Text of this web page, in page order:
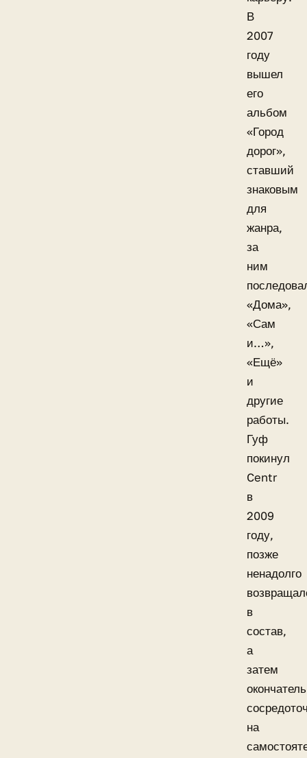
В
2007
году
вышел
его
альбом
«Город
дорог»,
ставший
знаковым
для
жанра,
за
ним
«Дома»,
«Сам
и…»,
«Ещё»
и
другие
работы.
Гуф
покинул
Centr
в
2009
году,
позже
ненадолго
в
состав,
а
затем
на